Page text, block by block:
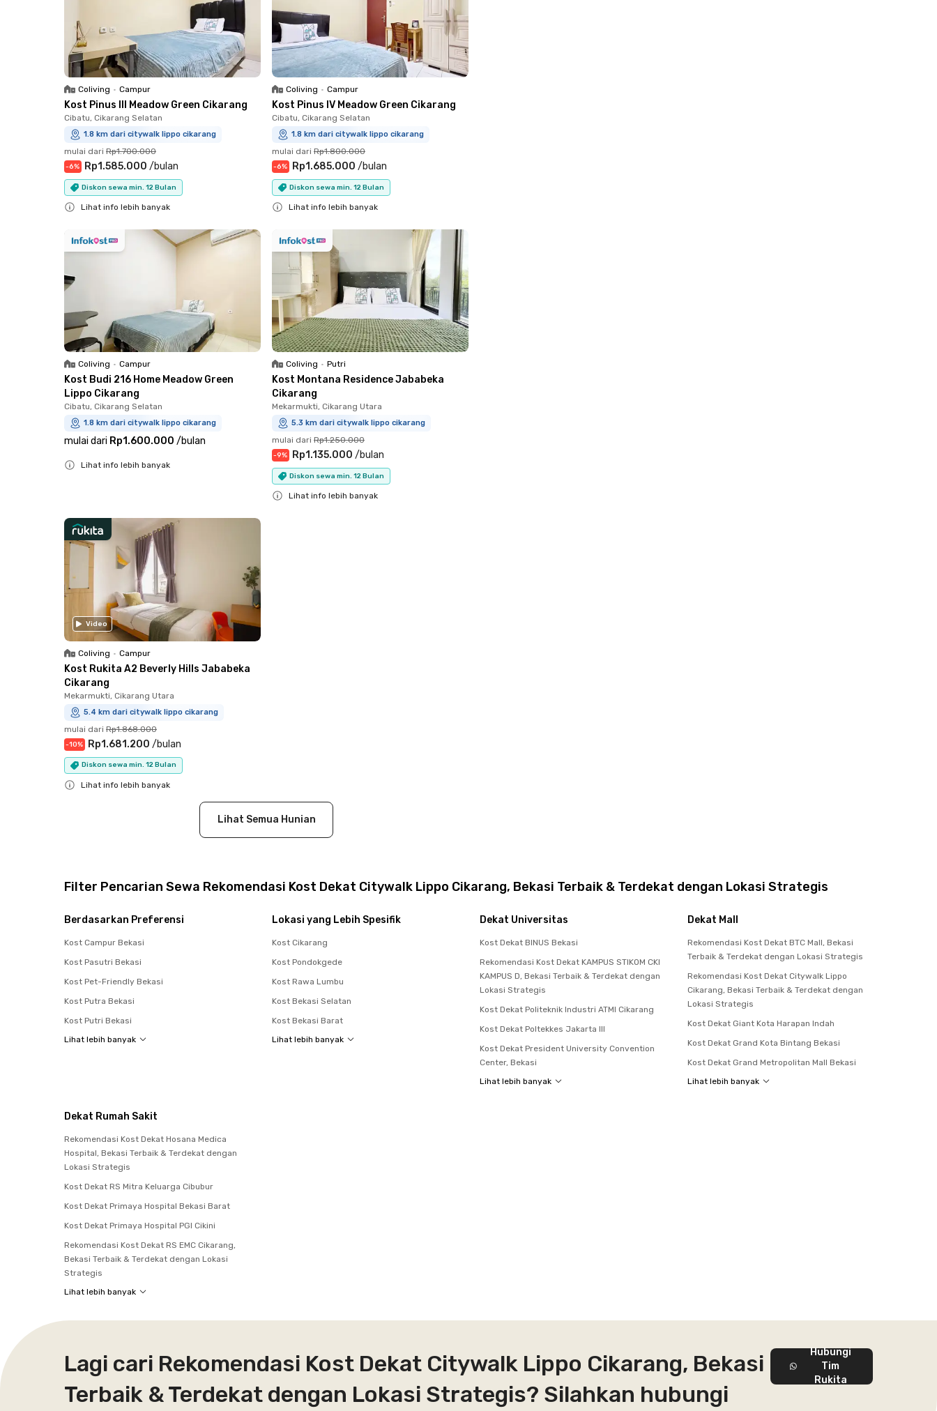
Coliving • Campur
Kost Pinus III Meadow Green Cikarang
Cibatu, Cikarang Selatan
1.8 km dari citywalk lippo cikarang
mulai dari Rp1.700.000
-6% Rp1.585.000 /bulan
Diskon sewa min. 12 Bulan
Lihat info lebih banyak
Coliving • Campur
Kost Pinus IV Meadow Green Cikarang
Cibatu, Cikarang Selatan
1.8 km dari citywalk lippo cikarang
mulai dari Rp1.800.000
-6% Rp1.685.000 /bulan
Diskon sewa min. 12 Bulan
Lihat info lebih banyak
Coliving • Campur
Kost Budi 216 Home Meadow Green
Lippo Cikarang
Cibatu, Cikarang Selatan
1.8 km dari citywalk lippo cikarang
mulai dari Rp1.600.000 /bulan
Lihat info lebih banyak
Coliving • Putri
Kost Montana Residence Jababeka
Cikarang
Mekarmukti, Cikarang Utara
5.3 km dari citywalk lippo cikarang
mulai dari Rp1.250.000
-9% Rp1.135.000 /bulan
Diskon sewa min. 12 Bulan
Lihat info lebih banyak
Video
Coliving • Campur
Kost Rukita A2 Beverly Hills Jababeka
Cikarang
Mekarmukti, Cikarang Utara
5.4 km dari citywalk lippo cikarang
mulai dari Rp1.868.000
-10% Rp1.681.200 /bulan
Diskon sewa min. 12 Bulan
Lihat info lebih banyak
Lihat Semua Hunian
Filter Pencarian Sewa Rekomendasi Kost Dekat Citywalk Lippo Cikarang, Bekasi Terbaik & Terdekat dengan Lokasi Strategis
Berdasarkan Preferensi
Kost Campur Bekasi
Kost Pasutri Bekasi
Kost Pet-Friendly Bekasi
Kost Putra Bekasi
Kost Putri Bekasi
Lihat lebih banyak
Lokasi yang Lebih Spesifik
Kost Cikarang
Kost Pondokgede
Kost Rawa Lumbu
Kost Bekasi Selatan
Kost Bekasi Barat
Lihat lebih banyak
Dekat Universitas
Kost Dekat BINUS Bekasi
Rekomendasi Kost Dekat KAMPUS STIKOM CKI
KAMPUS D, Bekasi Terbaik & Terdekat dengan
Lokasi Strategis
Kost Dekat Politeknik Industri ATMI Cikarang
Kost Dekat Poltekkes Jakarta III
Kost Dekat President University Convention
Center, Bekasi
Lihat lebih banyak
Dekat Mall
Rekomendasi Kost Dekat BTC Mall, Bekasi
Terbaik & Terdekat dengan Lokasi Strategis
Rekomendasi Kost Dekat Citywalk Lippo
Cikarang, Bekasi Terbaik & Terdekat dengan
Lokasi Strategis
Kost Dekat Giant Kota Harapan Indah
Kost Dekat Grand Kota Bintang Bekasi
Kost Dekat Grand Metropolitan Mall Bekasi
Lihat lebih banyak
Dekat Rumah Sakit
Rekomendasi Kost Dekat Hosana Medica
Hospital, Bekasi Terbaik & Terdekat dengan
Lokasi Strategis
Kost Dekat RS Mitra Keluarga Cibubur
Kost Dekat Primaya Hospital Bekasi Barat
Kost Dekat Primaya Hospital PGI Cikini
Rekomendasi Kost Dekat RS EMC Cikarang,
Bekasi Terbaik & Terdekat dengan Lokasi
Strategis
Lihat lebih banyak
Lagi cari Rekomendasi Kost Dekat Citywalk Lippo Cikarang, Bekasi
Terbaik & Terdekat dengan Lokasi Strategis? Silahkan hubungi
Hubungi
Tim
Rukita